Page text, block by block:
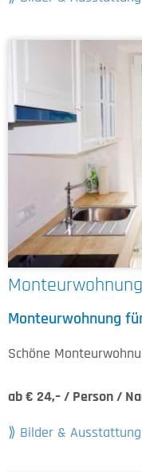
Monteurwohnung
Schöne
ab € 24,– / Person /
Bilder & Ausstattung